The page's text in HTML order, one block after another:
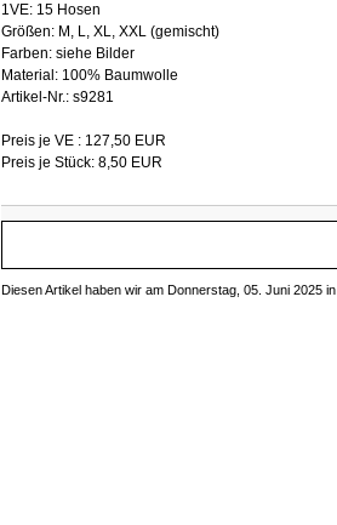
1VE: 15 Hosen
Größen: M, L, XL, XXL (gemischt)
Farben: siehe Bilder
Material: 100% Baumwolle
Artikel-Nr.: s9281
Preis je VE : 127,50 EUR
Preis je Stück: 8,50 EUR
Diesen Artikel haben wir am Donnerstag, 05. Juni 2025